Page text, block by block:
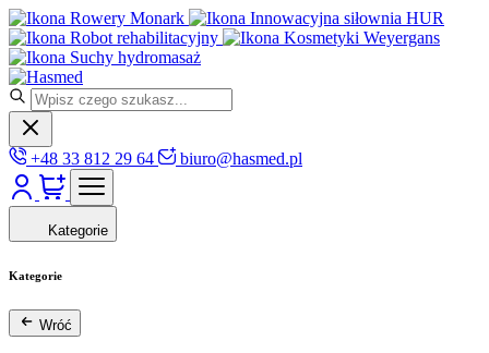
Rowery Monark
Innowacyjna siłownia HUR
Robot rehabilitacyjny
Kosmetyki Weyergans
Suchy hydromasaż
+48 33 812 29 64 biuro@hasmed.pl
Kategorie
Kategorie
Wróć